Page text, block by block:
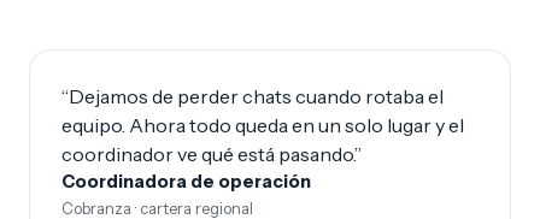
“Dejamos de perder chats cuando rotaba el
equipo. Ahora todo queda en un solo lugar y el
coordinador ve qué está pasando.”
Coordinadora de operación
Cobranza · cartera regional